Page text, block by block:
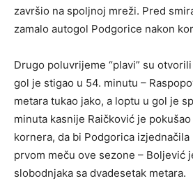
završio na spoljnoj mreži. Pred
zamalo autogol Podgorice nakon
Drugo poluvrijeme “plavi” su
gol je stigao u 54. minutu –
metara tukao jako, a loptu u gol je
minuta kasnije Raičković je
kornera, da bi Podgorica izjednačila
prvom meču ove sezone – Boljević
slobodnjaka sa dvadesetak metara.